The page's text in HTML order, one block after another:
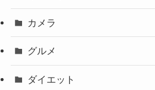
カメラ
グルメ
ダイエット